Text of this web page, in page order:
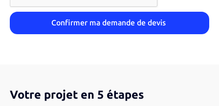
Votre projet en 5 étapes